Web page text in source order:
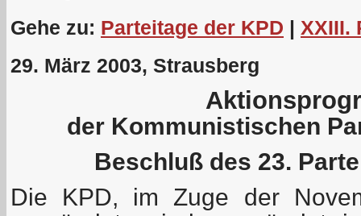
Gehe zu: Parteitage der KPD | XXIII.
29. März 2003, Strausberg
der Kommunistischen
Beschluß des 23.
Die KPD, im Zuge der